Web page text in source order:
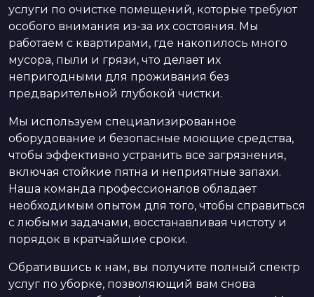
услуги по очистке помещений, которые требуют
особого внимания из-за их состояния. Мы
работаем с квартирами, где накопилось много
мусора, пыли и грязи, что делает их
непригодными для проживания без
предварительной глубокой чистки.
Мы используем специализированное
оборудование и безопасные моющие средства,
чтобы эффективно устранить все загрязнения,
включая стойкие пятна и неприятные запахи.
Наша команда профессионалов обладает
необходимым опытом для того, чтобы справиться
с любыми задачами, восстанавливая чистоту и
порядок в кратчайшие сроки.
Обратившись к нам, вы получите полный спектр
услуг по уборке, позволяющий вам снова